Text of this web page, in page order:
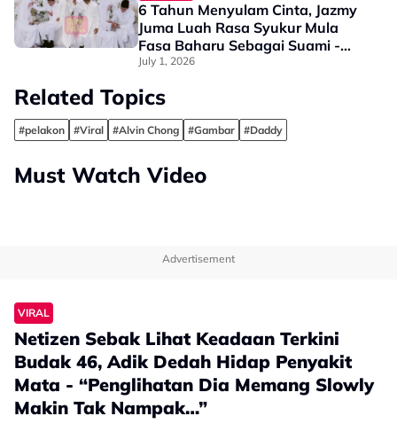
6 Tahun Menyulam Cinta, Jazmy
Juma Luah Rasa Syukur Mula
Fasa Baharu Sebagai Suami -
“Terima Kasih Kerana…”
July 1, 2026
Related Topics
#pelakon #Viral #Alvin Chong #Gambar #Daddy
Must Watch Video
Advertisement
VIRAL
Netizen Sebak Lihat Keadaan Terkini
Budak 46, Adik Dedah Hidap Penyakit
Mata - “Penglihatan Dia Memang Slowly
Makin Tak Nampak…”